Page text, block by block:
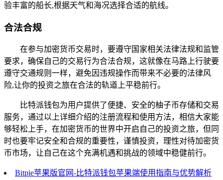
验丰富的船长,根据天气和海况选择合适的航线。
合法合规
在参与加密货币交易时，要遵守国家相关法律法规和监管
要求，确保自己的交易行为合法合规，这就像在马路上行驶要
遵守交通规则一样，避免因违规操作而带来不必要的法律风
险,让你的投资之旅在合法的轨道上平稳前行。
比特派钱包为用户提供了便捷、安全的柚子币存储和交易
服务，通过以上详细介绍的注册流程和使用方法，相信大家能
够轻松上手，在加密货币的世界中开启自己的投资之旅，但同
时也要牢记安全和合规的重要性，谨慎投资，理性对待加密货
币市场，让自己在这个充满机遇和挑战的领域中稳健前行。
Bitpie苹果版官网-比特派钱包苹果端使用指南与优势解析